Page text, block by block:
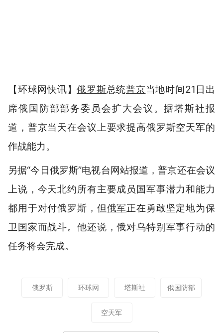
【环球网快讯】俄罗斯总统普京当地时间21日出
席俄国防部部务委员会扩大会议。据塔斯社报
道，普京当天在会议上要求提高俄罗斯空天军的
作战能力。
另据“今日俄罗斯”电视台网站报道，普京还在会议
上说，今天北约所有主要成员国军事潜力和能力
都用于对付俄罗斯，但俄军正在勇敢坚定地为保
卫国家而战斗。他还说，俄对乌特别军事行动的
任务将会完成。
俄罗斯 环球网 塔斯社 俄国防部
空天军